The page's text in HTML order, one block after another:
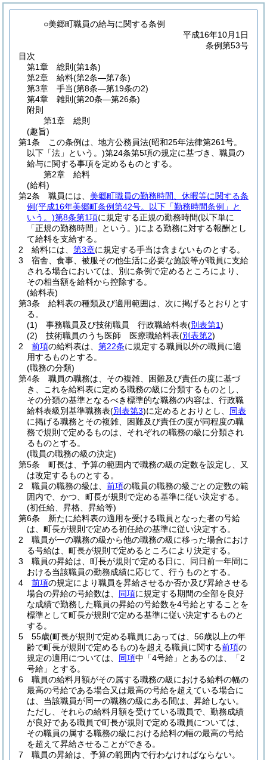
○美郷町職員の給与に関する条例
平成16年10月1日
条例第53号
目次
第1章
総則 (第1条)
第2章
給料(第2条―第7条)
第3章
手当(第8条―第19条の2)
第4章
雑則 (第20条―第26条)
附則
第1章
総則
(趣旨)
第1条
この条例は、地方公務員法(昭和25年法律第261号。
以下「法」という。)第24条第5項の規定に基づき、職員の
給与に関する事項を定めるものとする。
第2章
給料
(給料)
第2条
職員には、 美郷町職員の勤務時間、休暇等に関する条
例(平成16年美郷町条例第42号。以下「勤務時間条例」と
いう。)第8条第1項に規定する正規の勤務時間(以下単に
「正規の勤務時間」という。)による勤務に対する報酬とし
て給料を支給する。
2
給料には、 第3章に規定する手当は含まないものとする。
3
宿舎、食事、被服その他生活に必要な施設等が職員に支給
される場合においては、別に条例で定めるところにより、
その相当額を給料から控除する。
(給料表)
第3条
給料表の種類及び適用範囲は、次に掲げるとおりとす
る。
(1)
事務職員及び技術職員 行政職給料表(別表第1)
(2)
技術職員のうち医師 医療職給料表(別表第2)
2
前項の給料表は、 第22条に規定する職員以外の職員に適
用するものとする。
(職務の分類)
第4条
職員の職務は、その複雑、困難及び責任の度に基づ
き、これを給料表に定める職務の級に分類するものとし、
その分類の基準となるべき標準的な職務の内容は、行政職
給料表級別基準職務表(別表第3)に定めるとおりとし、 同表
に掲げる職務とその複雑、困難及び責任の度が同程度の職
務で規則で定めるものは、それぞれの職務の級に分類され
るものとする。
(職員の職務の級の決定)
第5条
町長は、予算の範囲内で職務の級の定数を設定し、又
は改定するものとする。
2
職員の職務の級は、 前項の職員の職務の級ごとの定数の範
囲内で、かつ、町長が規則で定める基準に従い決定する。
(初任給、昇格、昇給等)
第6条
新たに給料表の適用を受ける職員となった者の号給
は、町長が規則で定める初任給の基準に従い決定する。
2
職員が一の職務の級から他の職務の級に移った場合におけ
る号給は、町長が規則で定めるところにより決定する。
3
職員の昇給は、町長が規則で定める日に、同日前一年間に
おける当該職員の勤務成績に応じて、行うものとする。
4
前項の規定により職員を昇給させるか否か及び昇給させる
場合の昇給の号給数は、 同項に規定する期間の全部を良好
な成績で勤務した職員の昇給の号給数を4号給とすることを
標準として町長が規則で定める基準に従い決定するものと
する。
5
55歳(町長が規則で定める職員にあっては、56歳以上の年
齢で町長が規則で定めるもの)を超える職員に関する前項の
規定の適用については、 同項中「4号給」とあるのは、「2
号給」とする。
6
職員の給料月額がその属する職務の級における給料の幅の
最高の号給である場合又は最高の号給を超えている場合に
は、当該職員が同一の職務の級にある間は、昇給しない。
ただし、それらの給料月額を受けている職員で、勤務成績
が良好である職員で町長が規則で定める職員については、
その職員の属する職務の級における給料の幅の最高の号給
を超えて昇給させることができる。
7
職員の昇給は、予算の範囲内で行わなければならない。